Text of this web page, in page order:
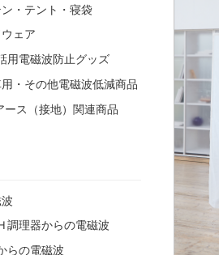
・テント・寝袋
ェア
用電磁波防止グッズ
・その他電磁波低減商品
ース（接地）関連商品
調理器からの電磁波
らの電磁波